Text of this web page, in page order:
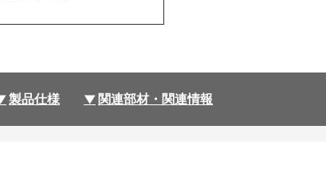
製品仕様 関連部材・関連情報